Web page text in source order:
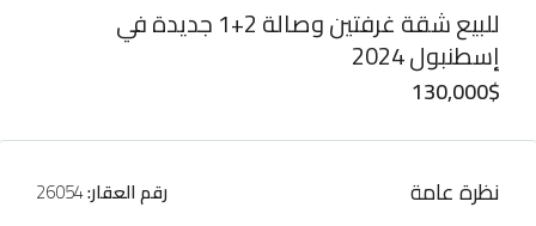
للبيع شقة غرفتين وصالة 2+1 جديدة في
إسطنبول 2024
130,000$
نظرة عامة رقم العقار: